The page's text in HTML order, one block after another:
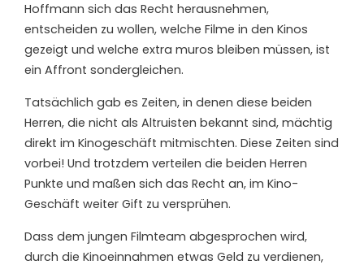
Hoffmann sich das Recht herausnehmen,
entscheiden zu wollen, welche Filme in den Kinos
gezeigt und welche extra muros bleiben müssen, ist
ein Affront sondergleichen.
Tatsächlich gab es Zeiten, in denen diese beiden
Herren, die nicht als Altruisten bekannt sind, mächtig
direkt im Kinogeschäft mitmischten. Diese Zeiten sind
vorbei! Und trotzdem verteilen die beiden Herren
Punkte und maßen sich das Recht an, im Kino-
Geschäft weiter Gift zu versprühen.
Dass dem jungen Filmteam abgesprochen wird,
durch die Kinoeinnahmen etwas Geld zu verdienen,